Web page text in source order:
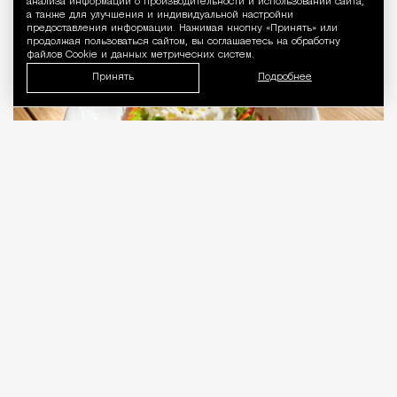
анализа информации о производительности и использовании сайта,
а также для улучшения и индивидуальной настройки
предоставления информации. Нажимая кнопку «Принять» или
продолжая пользоваться сайтом, вы соглашаетесь на обработку
файлов Cookie и данных метрических систем.
Принять Подробнее
Рестораны и бары Светлана Кесоян